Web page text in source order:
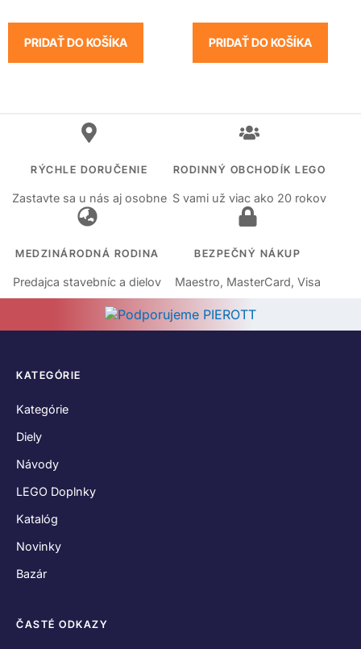
PRIDAŤ DO KOŠÍKA PRIDAŤ DO KOŠÍKA
RÝCHLE DORUČENIE
Zastavte sa u nás aj osobne
RODINNÝ OBCHODÍK LEGO
S vami už viac ako 20 rokov
MEDZINÁRODNÁ RODINA
Predajca stavebníc a dielov
BEZPEČNÝ NÁKUP
Maestro, MasterCard, Visa
KATEGÓRIE
Kategórie
Diely
Návody
LEGO Doplnky
Katalóg
Novinky
Bazár
ČASTÉ ODKAZY